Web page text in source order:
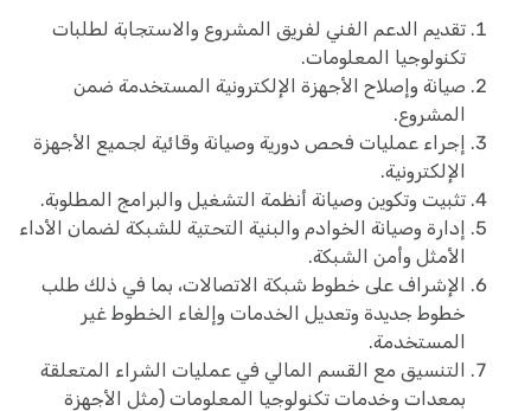
تقديم الدعم الفني لفريق المشروع والاستجابة لطلبات
تكنولوجيا المعلومات.
صيانة وإصلاح الأجهزة الإلكترونية المستخدمة ضمن
المشروع.
إجراء عمليات فحص دورية وصيانة وقائية لجميع الأجهزة
الإلكترونية.
تثبيت وتكوين وصيانة أنظمة التشغيل والبرامج المطلوبة.
إدارة وصيانة الخوادم والبنية التحتية للشبكة لضمان الأداء
الأمثل وأمن الشبكة.
الإشراف على خطوط شبكة الاتصالات، بما في ذلك طلب
خطوط جديدة وتعديل الخدمات وإلغاء الخطوط غير
المستخدمة.
التنسيق مع القسم المالي في عمليات الشراء المتعلقة
بمعدات وخدمات تكنولوجيا المعلومات (مثل الأجهزة